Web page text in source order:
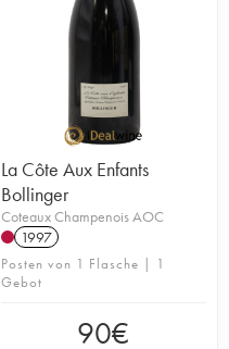
La Côte Aux Enfants
Bollinger
Coteaux Champenois AOC
1997
Posten von 1 Flasche | 1
Gebot
90€